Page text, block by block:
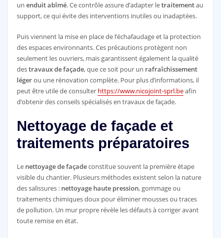
un enduit abîmé. Ce contrôle assure d’adapter letraitementau
support, ce qui évite des interventions inutiles ou inadaptées.
Puis viennent la mise en place de l’échafaudage et la protection
des espaces environnants. Ces précautions protègent non
seulement les ouvriers, mais garantissent également la qualité
destravaux de façade, que ce soit pour un rafraîchissement
légerou une rénovation complète. Pour plus d’informations, il
peut être utile de consulter https://www.nicojoint-sprl.beafin
d’obtenir des conseils spécialisés en travaux de façade.
Nettoyage de façade et
traitements préparatoires
Le nettoyage de façadeconstitue souvent la première étape
visible du chantier. Plusieurs méthodes existent selon la nature
des salissures : nettoyage haute pression, gommage ou
traitements chimiques doux pour éliminer mousses ou traces
de pollution. Un mur propre révèle les défauts à corriger avant
toute remise en état.